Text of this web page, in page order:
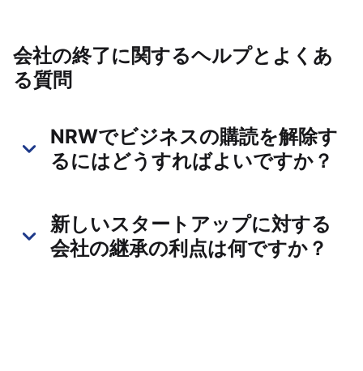
会社の終了に関するヘルプとよくあ
る質問
NRWでビジネスの購読を解除す
るにはどうすればよいですか？
新しいスタートアップに対する
会社の継承の利点は何ですか？